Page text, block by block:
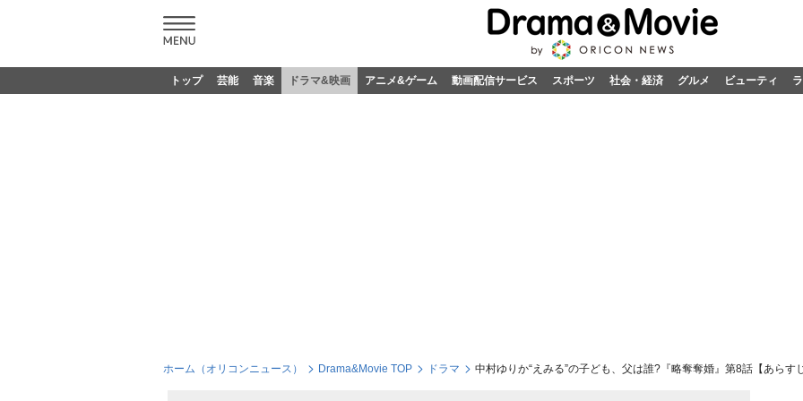
トップ 芸能 音楽 ドラマ&映画 アニメ&ゲーム 動画配信サービス スポーツ 社会・経済 グルメ ビューティ
ホーム（オリコンニュース） Drama&Movie TOP ドラマ 中村ゆりか“えみる”の子ども、父は誰?『略奪奪婚』第8話【あらすじ